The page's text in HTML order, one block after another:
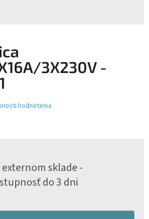
3X230V -
hodnotenia
externom sklade -
do 3 dni